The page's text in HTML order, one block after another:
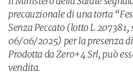
precauzionale di una torta
Senza Peccato (lotto L 207381,
06/06/2025) per la presenza
Prodotta da Zero+4 Srl, può
vendita.